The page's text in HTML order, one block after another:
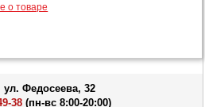
о товаре
Федосеева, 32
38 (пн-вс 8:00-20:00)